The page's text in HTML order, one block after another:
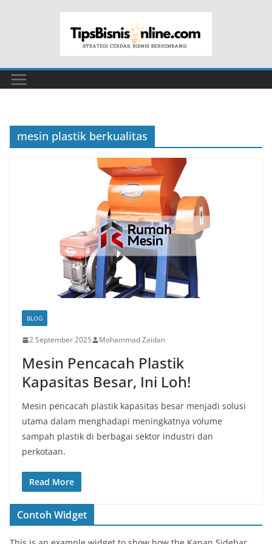
mesin plastik berkualitas
BLOG
2 September 2025 Mohammad Zaidan
Mesin Pencacah Plastik
Kapasitas Besar, Ini Loh!
Mesin pencacah plastik kapasitas besar menjadi solusi
utama dalam menghadapi meningkatnya volume
sampah plastik di berbagai sektor industri dan
perkotaan.
Read More
Contoh Widget